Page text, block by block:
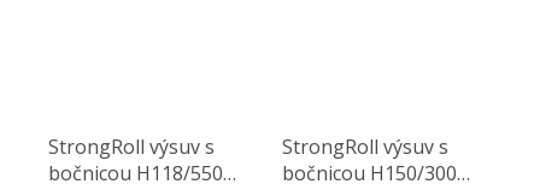
StrongRoll výsuv s
bočnicou H118/550
StrongRoll výsuv s
bočnicou H150/300